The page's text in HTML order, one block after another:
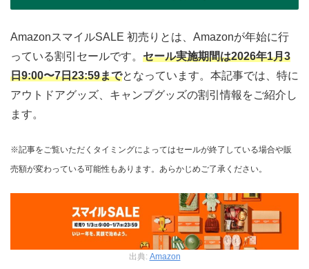
AmazonスマイルSALE 初売りとは、Amazonが年始に行
っている割引セールです。 セール実施期間は2026年1月3
日9:00〜7日23:59までとなっています。本記事では、特に
アウトドアグッズ、キャンプグッズの割引情報をご紹介し
ます。
※記事をご覧いただくタイミングによってはセールが終了している場合や販
売額が変わっている可能性もあります。あらかじめご了承ください。
出典: Amazon